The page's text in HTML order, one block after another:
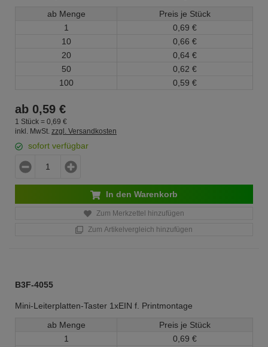
ab Menge
Preis je Stück
1
0, 69 €
10
0, 66 €
20
0, 64 €
50
0, 62 €
100
0, 59 €
ab 0,59 €
1 Stück = 0, 69 €
inkl. MwSt. zzgl. Versandkosten
sofort verfügbar
In den Warenkorb
Zum Merkzettel hinzufügen
Zum Artikelvergleich hinzufügen
B3F-4055
Mini-Leiterplatten-Taster 1xEIN f. Printmontage
ab Menge
Preis je Stück
1
0, 69 €